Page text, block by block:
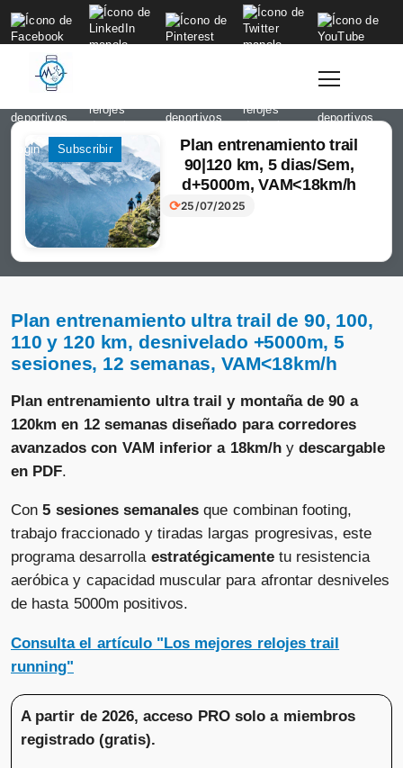
to
content
Login Subscribir
Plan entrenamiento trail
90|120 km, 5 dias/Sem,
d+5000m, VAM<18km/h
⟳25/07/2025
Plan entrenamiento ultra trail de 90, 100,
110 y 120 km, desnivelado +5000m, 5
sesiones, 12 semanas, VAM<18km/h
Plan entrenamiento ultra trail y montaña de 90 a
120km en 12 semanas diseñado para corredores
avanzados con VAM inferior a 18km/hydescargable
en PDF.
Con5 sesiones semanales que combinan footing,
trabajo fraccionado y tiradas largas progresivas, este
programa desarrolla estratégicamentetu resistencia
aeróbica y capacidad muscular para afrontar desniveles
de hasta 5000m positivos.
Consulta el artículo "Los mejores relojes trail
running"
A partir de 2026, acceso PRO solo a miembros
registrado (gratis).